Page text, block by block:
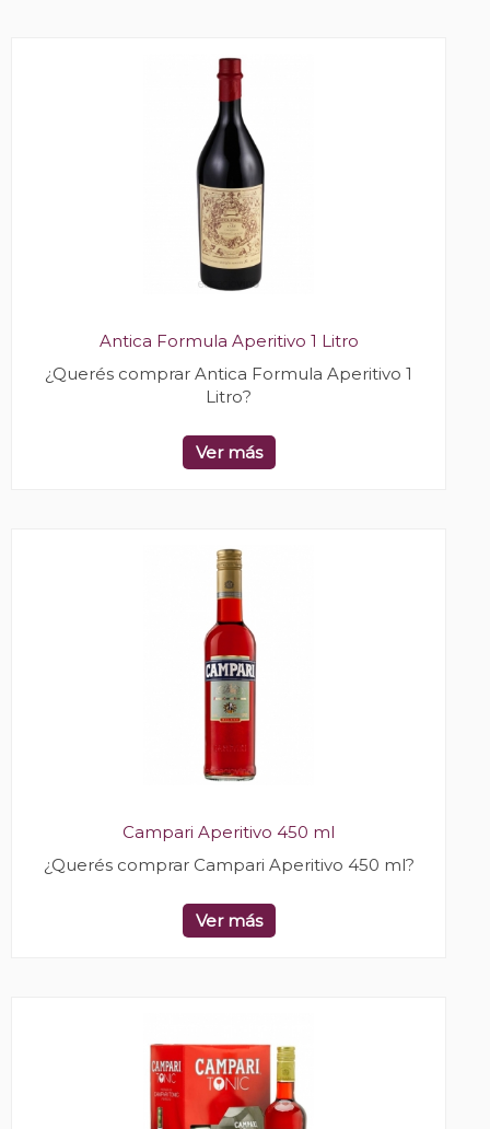
Antica Formula Aperitivo 1 Litro
¿Querés comprar Antica Formula Aperitivo 1
Litro?
Ver más
Campari Aperitivo 450 ml
¿Querés comprar Campari Aperitivo 450 ml?
Ver más